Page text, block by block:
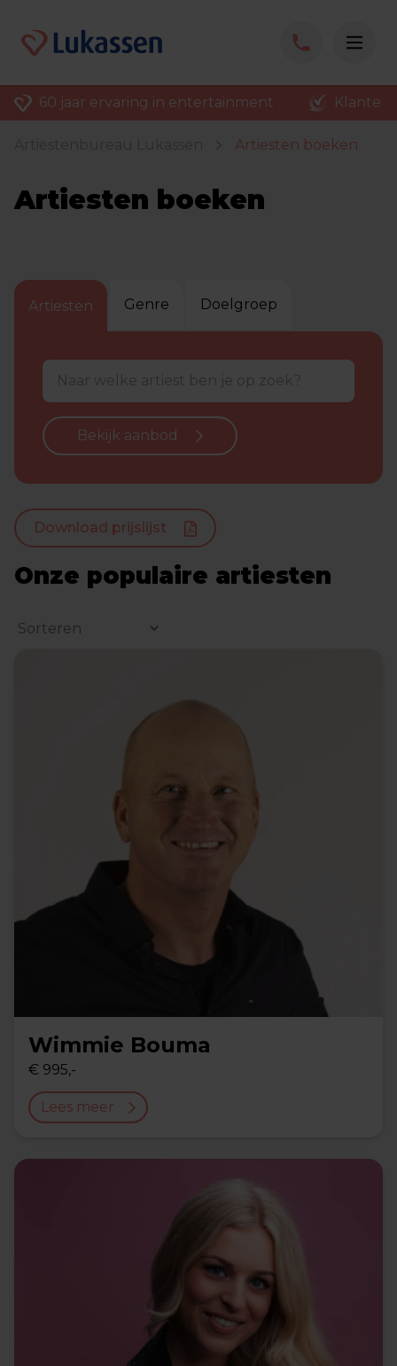
Klantenvertellen: score 9 Meer dan
Artiesten boeken
Artiesten boeken
Artiesten Genre Doelgroep
Bekijk aanbod
Download prijslijst
Onze populaire artiesten
Wimmie Bouma
€ 995,-
Lees meer